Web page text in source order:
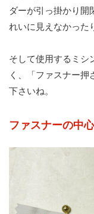
ダーが引っ掛かり開
れいに見えなかった
そして使用するミシ
く、「ファスナー押
下さいね。
ファスナーの中